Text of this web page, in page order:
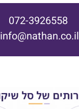
072-3926558
info@nathan.co.il